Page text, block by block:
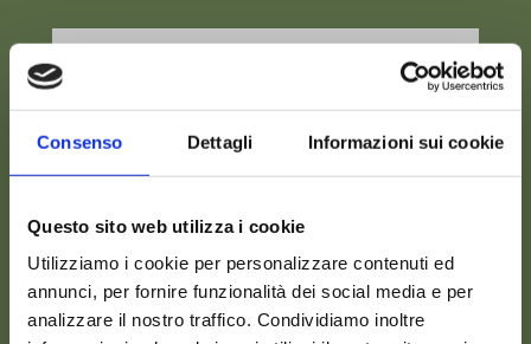
Consenso Dettagli Informazioni sui cookie
Questo sito web utilizza i cookie
Utilizziamo i cookie per personalizzare contenuti ed
annunci, per fornire funzionalità dei social media e per
analizzare il nostro traffico. Condividiamo inoltre